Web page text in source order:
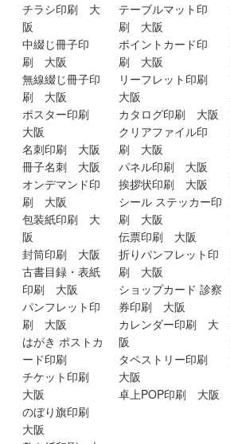
チラシ印刷 大
阪
中綴じ冊子印
刷 大阪
無線綴じ冊子印
刷 大阪
ポスター印刷
大阪
名刺印刷 大阪
冊子名刺 大阪
オンデマンド印
刷 大阪
包装紙印刷 大
阪
封筒印刷 大阪
古書目録・表紙
印刷 大阪
パンフレット印
刷 大阪
はがき ポストカ
ード印刷
チケット印刷
大阪
のぼり旗印刷
大阪
テーブルマット印
刷 大阪
ポイントカード印
刷 大阪
リーフレット印刷
大阪
カタログ印刷 大阪
クリアファイル印
刷 大阪
パネル印刷 大阪
挨拶状印刷 大阪
シール ステッカー印
刷 大阪
伝票印刷 大阪
折りパンフレット印
刷 大阪
ショップカード 診察
券印刷 大阪
カレンダー印刷 大
阪
タペストリー印刷
大阪
卓上POP印刷 大阪